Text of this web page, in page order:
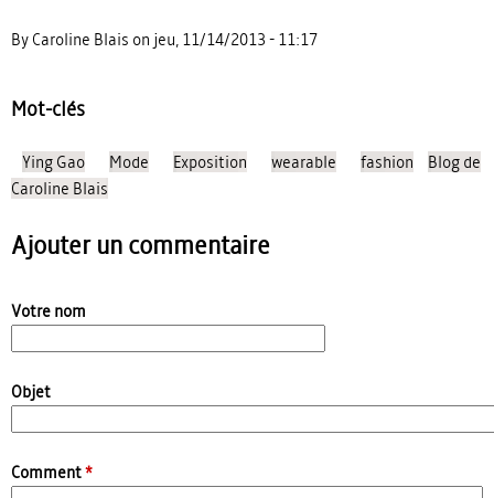
By Caroline Blais on jeu, 11/14/2013 - 11:17
Mot-clés
Ying Gao Mode Exposition wearable fashion
Blog de
Caroline Blais
Ajouter un commentaire
Votre nom
Objet
Comment*